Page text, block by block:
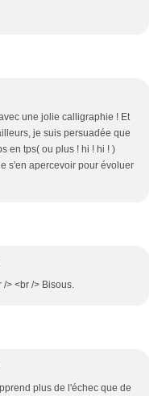
une jolie calligraphie ! Et
je suis persuadée que
en tps( ou plus ! hi ! hi ! )
s'en apercevoir pour évoluer
/> <br /> Bisous.
plus de l'échec que de